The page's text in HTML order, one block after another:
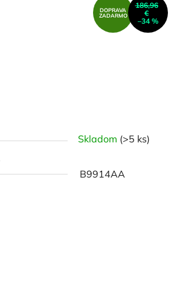
Skladom (>5 ks)
B9914AA
DOPRAVA
ZADARMO
186,96
€
–34 %